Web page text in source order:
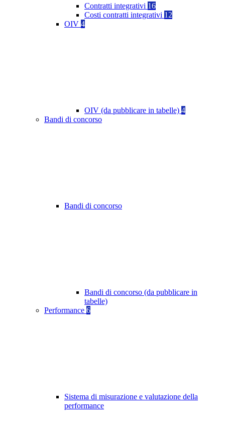
Contratti integrativi 16
Costi contratti integrativi 12
OIV 4
OIV (da pubblicare in tabelle) 4
Bandi di concorso
Bandi di concorso
Bandi di concorso (da pubblicare in
tabelle)
Performance 6
Sistema di misurazione e valutazione della
performance